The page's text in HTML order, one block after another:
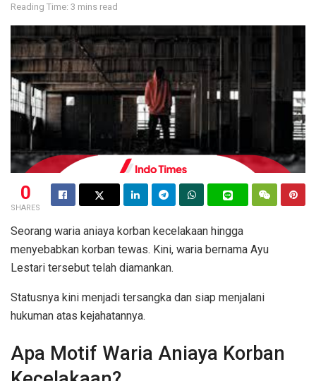
Reading Time: 3 mins read
0
SHARES
Seorang waria aniaya korban kecelakaan hingga
menyebabkan korban tewas. Kini, waria bernama Ayu
Lestari tersebut telah diamankan.
Statusnya kini menjadi tersangka dan siap menjalani
hukuman atas kejahatannya.
Apa Motif Waria Aniaya Korban